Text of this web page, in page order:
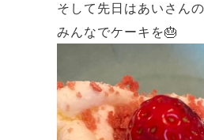
そして先日はあいさん
みんなでケーキを🎂